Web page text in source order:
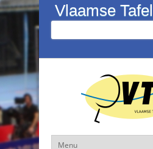
Overslaan en naar de inhoud gaan
Vlaamse
Zoekveld